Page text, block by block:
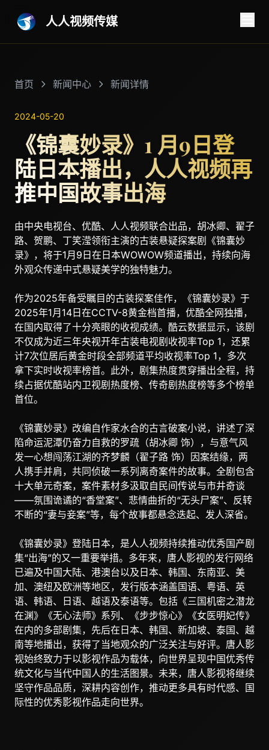
人人视频传媒
首页 新闻中心 新闻详情
2024-05-20
《锦囊妙录》1 月9日登
陆日本播出，人人视频再
推中国故事出海
由中央电视台、优酷、人人视频联合出品，胡冰卿、翟子
路、贺鹏、丁笑滢领衔主演的古装悬疑探案剧《锦囊妙
录》，将于1月9日在日本WOWOW频道播出，持续向海
外观众传递中式悬疑美学的独特魅力。
作为2025年备受瞩目的古装探案佳作，《锦囊妙录》于
2025年1月14日在CCTV-8黄金档首播，优酷全网独播，
在国内取得了十分亮眼的收视成绩。酷云数据显示，该剧
不仅成为近三年央视开年古装电视剧收视率Top 1，还累
计7次位居后黄金时段全部频道平均收视率Top 1，多次
拿下实时收视率榜首。此外，剧集热度贯穿播出全程，持
续占据优酷站内卫视剧热度榜、传奇剧热度榜等多个榜单
首位。
《锦囊妙录》改编自作家水合的古言破案小说，讲述了深
陷命运泥潭仍奋力自救的罗疏（胡冰卿 饰），与意气风
发一心想闯荡江湖的齐梦麟（翟子路 饰）因案结缘，两
人携手并肩，共同侦破一系列离奇案件的故事。全剧包含
十大单元奇案，案件素材多汲取自民间传说与市井奇谈
——氛围诡谲的“香堂案”、悲情曲折的“无头尸案”、反转
不断的“妻与妾案”等，每个故事都悬念迭起、发人深省。
《锦囊妙录》登陆日本，是人人视频持续推动优秀国产剧
集“出海”的又一重要举措。多年来，唐人影视的发行网络
已遍及中国大陆、港澳台以及日本、韩国、东南亚、美
加、澳纽及欧洲等地区，发行版本涵盖国语、粤语、英
语、韩语、日语、越语及泰语等。包括《三国机密之潜龙
在渊》《无心法师》系列、《步步惊心》《女医明妃传》
在内的多部剧集，先后在日本、韩国、新加坡、泰国、越
南等地播出，获得了当地观众的广泛关注与好评。唐人影
视始终致力于以影视作品为载体，向世界呈现中国优秀传
统文化与当代中国人的生活图景。未来，唐人影视将继续
坚守作品品质，深耕内容创作，推动更多具有时代感、国
际性的优秀影视作品走向世界。